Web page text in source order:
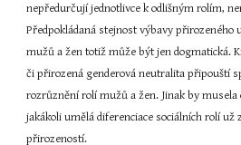
nepředurčují jednotlivce k odlišným rolím,
Předpokládaná stejnost výbavy přirozeného
mužů a žen totiž může být jen dogmatická.
či přirozená genderová neutralita připouští
rozrůznění rolí mužů a žen. Jinak by
jakákoli umělá diferenciace sociálních rolí už
přirozeností.